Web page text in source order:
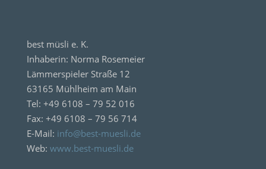
best müsli e. K.
Inhaberin: Norma Rosemeier
Lämmerspieler Straße 12
63165 Mühlheim am Main
Tel: +49 6108 – 79 52 016
Fax: +49 6108 – 79 56 714
E-Mail: info@best-muesli.de
Web: www.best-muesli.de